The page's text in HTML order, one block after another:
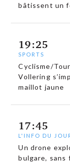
bâtissent un
19:25
SPORTS
Cyclisme/
Vollering
maillot jaune
17:45
L'INFO DU
Un drone
bulgare, sans